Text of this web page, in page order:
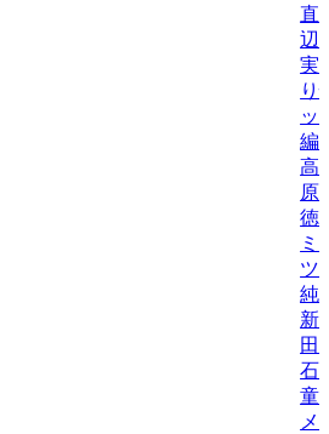
直
辺
実/
り
ッ
編
高
原
徳/
ミ
ツ
純/
新
田
石
童
メ